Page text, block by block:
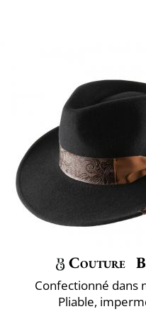
Couture
Confectionné dans
Pliable,